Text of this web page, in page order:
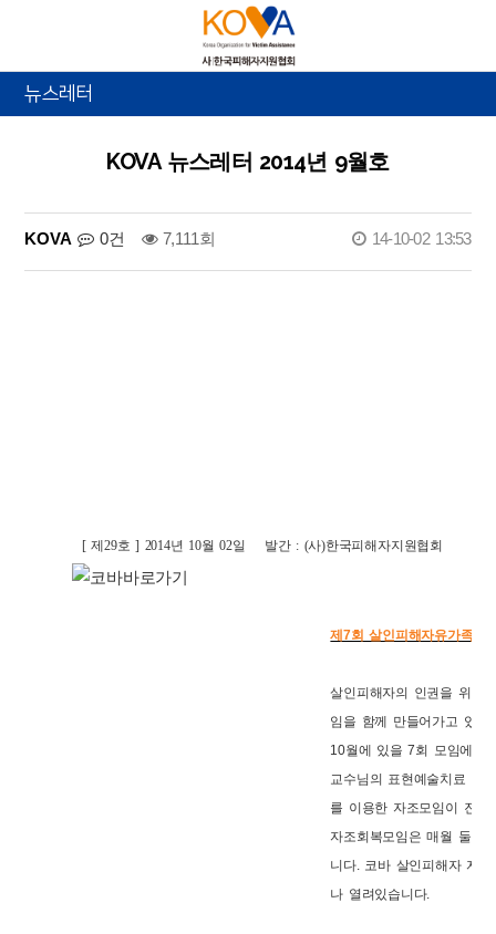
뉴스레터
KOVA 뉴스레터 2014년 9월호
KOVA 0건 7,111회 14-10-02 13:53
[ 제29호 ] 2014년 10월 02일 발간 : (사)한국피해자지원협회
제7회 살인피해자유가족 자
살인피해자의 인권을 위해
임을 함께 만들어가고 있습
10월에 있을 7회 모임에서
교수님의 표현예술치료 중
를 이용한 자조모임이 진행
자조회복모임은 매월 둘째
니다. 코바 살인피해자 자
나 열려있습니다.